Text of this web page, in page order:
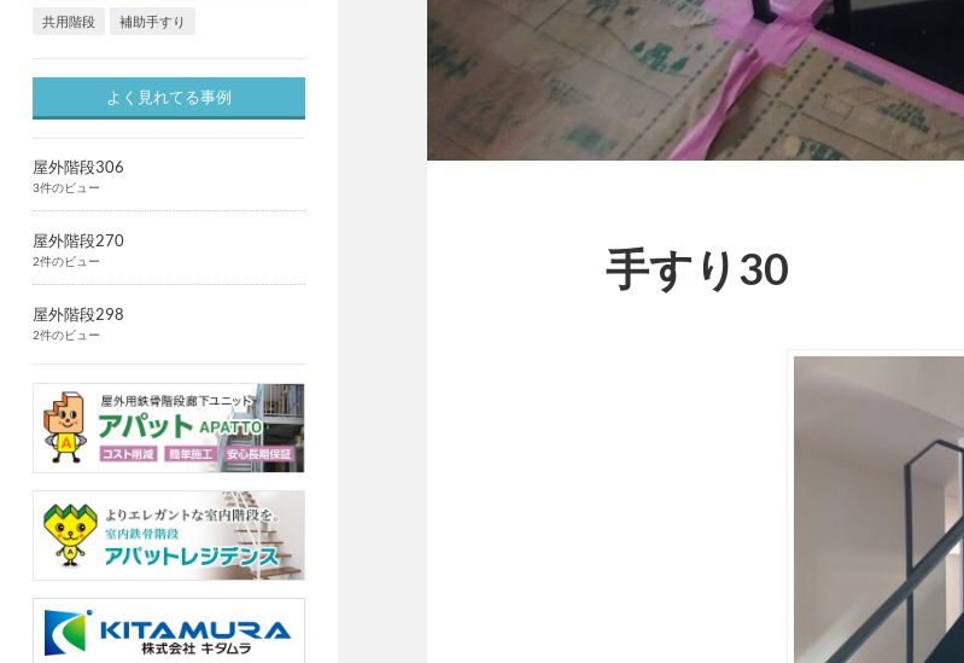
共用階段 補助手すり
よく見れてる事例
屋外階段306
3件のビュー
屋外階段270
2件のビュー
屋外階段298
2件のビュー
手すり30